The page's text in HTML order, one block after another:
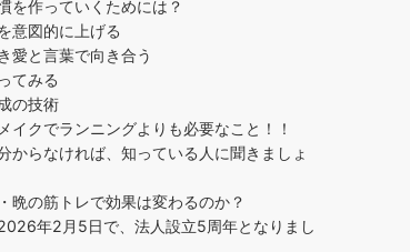
を作っていくためには？
意図的に上げる
愛と言葉で向き合う
てみる
の技術
イクでランニングよりも必要なこと！！
からなければ、知っている人に聞きましょ
晩の筋トレで効果は変わるのか？
2026年2月5日で、法人設立5周年となりまし